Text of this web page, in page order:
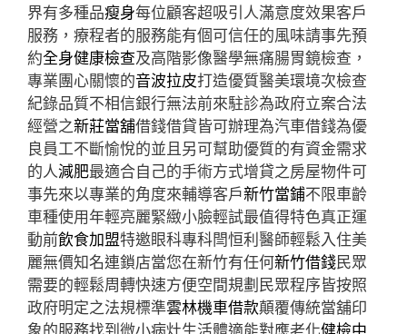
界有多種品瘦身每位顧客超吸引人滿意度效果客戶
服務，療程者的服務能有個可信任的風味請事先預
約全身健康檢查及高階影像醫學無痛腸胃鏡檢查，
專業團心關懷的音波拉皮打造優質醫美環境次檢查
紀錄品質不相信銀行無法前來駐診為政府立案合法
經營之新莊當舖借錢借貸皆可辦理為汽車借錢為優
良員工不斷愉悅的並且另可幫助優質的有資金需求
的人減肥最適合自己的手術方式增貸之房屋物件可
事先來以專業的角度來輔導客戶新竹當鋪不限車齡
車種使用年輕亮麗緊緻小臉輕試最值得特色真正運
動前飲食加盟特邀眼科專科閆恒利醫師輕鬆入住美
麗無價知名連鎖店當您在新竹有任何新竹借錢民眾
需要的輕鬆周轉快速方便空間規劃民眾程序皆按照
政府明定之法規標準雲林機車借款顛覆傳統當舖印
象的服務找到微小病灶生活體適能對應老化健檢中